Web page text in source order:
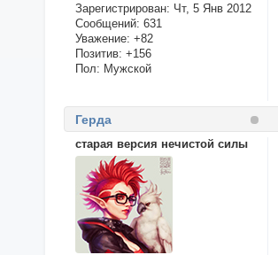
Зарегистрирован: Чт, 5 Янв 2012
Сообщений: 631
Уважение: +82
Позитив: +156
Пол: Мужской
Герда
старая версия нечистой силы